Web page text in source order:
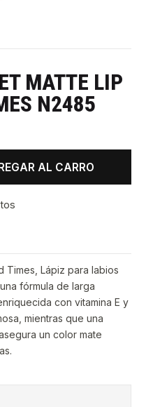
MATTE LIP
N2485
AL CARRO
Times, Lápiz para labios
fórmula de larga
con vitamina E y
mientras que una
un color mate